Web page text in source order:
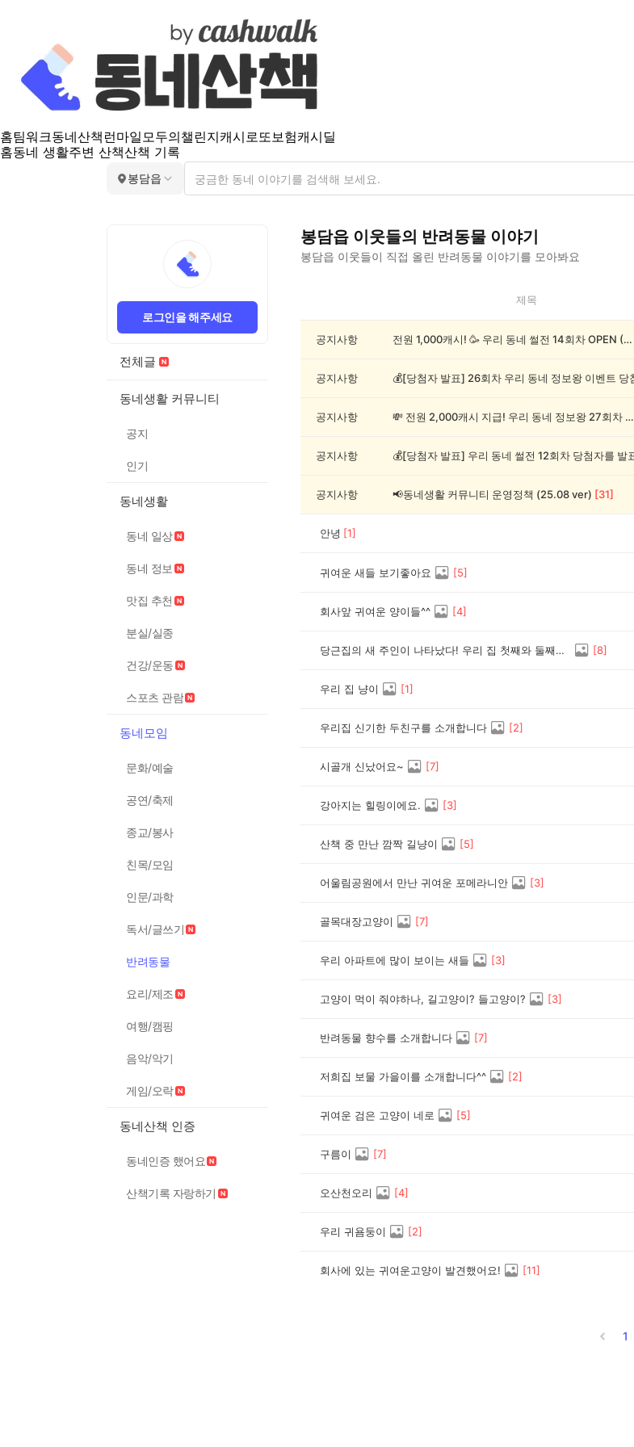
홈팀워크동네산책 런마일모두의챌린지캐시로또보험캐시딜
홈동네 생활주변 산책산책 기록
봉담읍
로그인을 해주세요
전체글
동네생활 커뮤니티
공지
인기
동네생활
동네 일상
동네 정보
맛집 추천
분실/실종
건강/운동
스포츠 관람
동네모임
문화/예술
공연/축제
종교/봉사
친목/모임
인문/과학
독서/글쓰기
반려동물
요리/제조
여행/캠핑
음악/악기
게임/오락
동네산책 인증
동네인증 했어요
산책기록 자랑하기
봉담읍 이웃들의 반려동물 이야기
봉담읍 이웃들이 직접 올린 반려동물 이야기를 모아봐요
읍
제목
공지사항 전원 1,000캐시! 🥳 우리 동네 썰전 14회차 OPEN (~8/17)
공지사항
공지사항 💸 전원 2,000캐시 지급! 우리 동네 정보왕 27회차 (~8/10)
공지사항
공지사항 📢동네생활 커뮤니티 운영정책 (25.08 ver) [31]
안녕 [1]
귀여운 새들 보기좋아요 [5]
회사앞 귀여운 양이들^^ [4]
당근집의 새 주인이 나타났다! 우리 집 첫째와 둘째의 뺏고 뺏기는 하우스 쟁탈전 [8]
우리 집 냥이 [1]
우리집 신기한 두친구를 소개합니다 [2]
시골개 신났어요~ [7]
강아지는 힐링이에요. [3]
산책 중 만난 깜짝 길냥이 [5]
어울림공원에서 만난 귀여운 포메라니안 [3]
골목대장고양이 [7]
우리 아파트에 많이 보이는 새들 [3]
고양이 먹이 줘야하나, 길고양이? 들고양이? [3]
반려동물 향수를 소개합니다 [7]
저희집 보물 가을이를 소개합니다^^ [2]
귀여운 검은 고양이 네로 [5]
구름이 [7]
오산천오리 [4]
우리 귀욤둥이 [2]
회사에 있는 귀여운고양이 발견했어요! [11]
1